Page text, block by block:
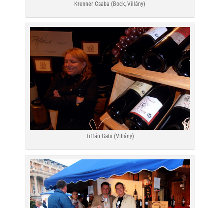
Krenner Csaba (Bock, Villány)
Tiffán Gabi (Villány)